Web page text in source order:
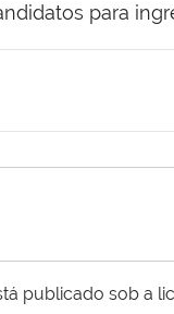
para
publicado sob a